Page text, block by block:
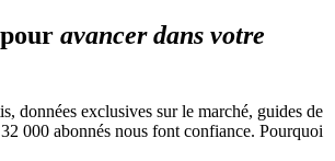
avec un CAP Fleuriste
après un CAP Pâtissier
un CAP esthétique ?
sont accessibles avec un CAP
Petite Enfance ?
avancer dans votre
données exclusives sur le marché, guides de
000 abonnés nous font confiance. Pourquoi